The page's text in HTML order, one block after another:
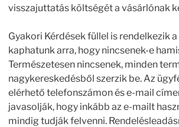
visszajuttatás költségét a vásárlónak
Gyakori Kérdések füllel is rendelkezik
kaphatunk arra, hogy nincsenek-e
Természetesen nincsenek, minden
nagykereskedésből szerzik be. Az
elérhető telefonszámon és e-mail
javasolják, hogy inkább az e-mailt
mindig tudják felvenni.